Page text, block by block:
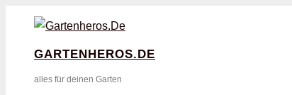
SpringenGARTENHEROS.DE
alles für deinen Garten